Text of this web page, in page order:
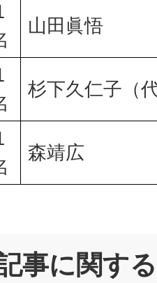
山田眞悟
杉下久仁子（
森靖広
事に関す